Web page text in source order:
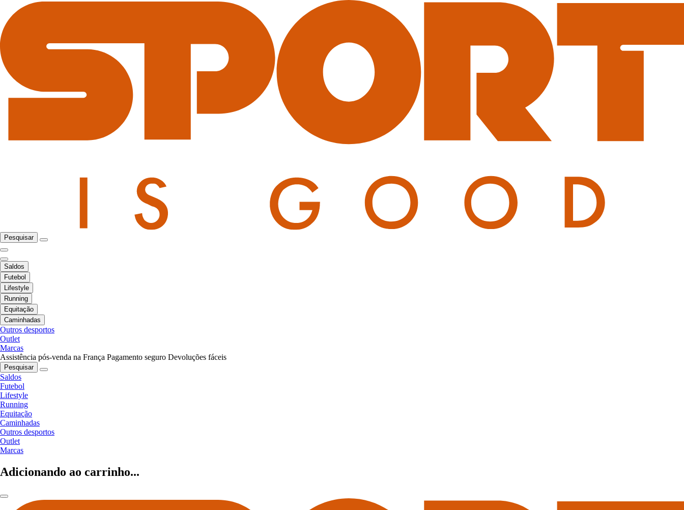
Pesquisar
Saldos
Futebol
Lifestyle
Running
Equitação
Caminhadas
Outros desportos
Outlet
Marcas
Assistência pós-venda na França Pagamento seguro Devoluções fáceis
Pesquisar
Saldos
Futebol
Lifestyle
Running
Equitação
Caminhadas
Outros desportos
Outlet
Marcas
Adicionando ao carrinho...